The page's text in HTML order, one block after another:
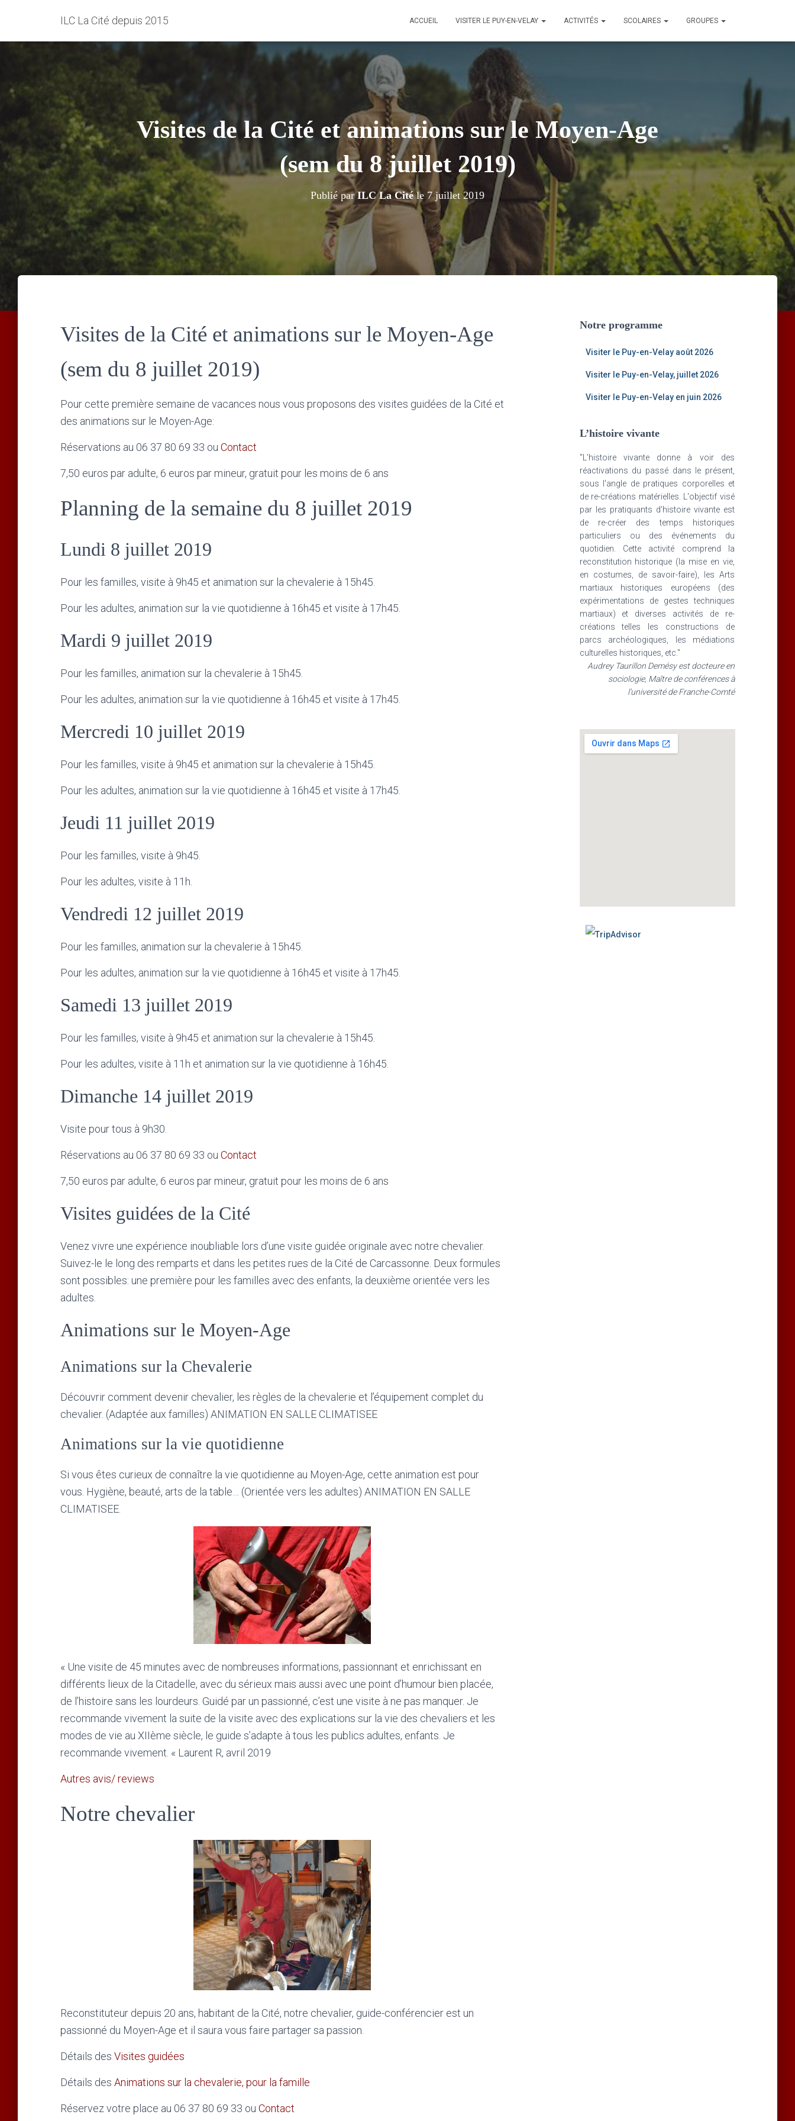
ILC La Cité depuis 2015 ACCUEIL VISITER LE PUY-EN-VELAY ACTIVITÉS SCOLAIRES GROUPES
Visites de la Cité et animations sur le Moyen-Age
(sem du 8 juillet 2019)
Publié parILC La Citéle 7 juillet 2019
Visites de la Cité et animations sur le Moyen-Age
(sem du 8 juillet 2019)
Pour cette première semaine de vacances nous vous proposons des visites guidées de la Cité et
des animations sur le Moyen-Age:
Réservations au 06 37 80 69 33 ou Contact
7,50 euros par adulte, 6 euros par mineur, gratuit pour les moins de 6 ans
Planning de la semaine du 8 juillet 2019
Lundi 8 juillet 2019
Pour les familles, visite à 9h45 et animation sur la chevalerie à 15h45.
Pour les adultes, animation sur la vie quotidienne à 16h45 et visite à 17h45.
Mardi 9 juillet 2019
Pour les familles, animation sur la chevalerie à 15h45.
Pour les adultes, animation sur la vie quotidienne à 16h45 et visite à 17h45.
Mercredi 10 juillet 2019
Pour les familles, visite à 9h45 et animation sur la chevalerie à 15h45.
Pour les adultes, animation sur la vie quotidienne à 16h45 et visite à 17h45.
Jeudi 11 juillet 2019
Pour les familles, visite à 9h45.
Pour les adultes, visite à 11h.
Vendredi 12 juillet 2019
Pour les familles, animation sur la chevalerie à 15h45.
Pour les adultes, animation sur la vie quotidienne à 16h45 et visite à 17h45.
Samedi 13 juillet 2019
Pour les familles, visite à 9h45 et animation sur la chevalerie à 15h45.
Pour les adultes, visite à 11h et animation sur la vie quotidienne à 16h45.
Dimanche 14 juillet 2019
Visite pour tous à 9h30.
Réservations au 06 37 80 69 33 ou Contact
7,50 euros par adulte, 6 euros par mineur, gratuit pour les moins de 6 ans
Visites guidées de la Cité
Venez vivre une expérience inoubliable lors d’une visite guidée originale avec notre chevalier.
Suivez-le le long des remparts et dans les petites rues de la Cité de Carcassonne. Deux formules
sont possibles: une première pour les familles avec des enfants, la deuxième orientée vers les
adultes.
Animations sur le Moyen-Age
Animations sur la Chevalerie
Découvrir comment devenir chevalier, les règles de la chevalerie et l’équipement complet du
chevalier. (Adaptée aux familles) ANIMATION EN SALLE CLIMATISEE
Animations sur la vie quotidienne
Si vous êtes curieux de connaître la vie quotidienne au Moyen-Age, cette animation est pour
vous. Hygiène, beauté, arts de la table… (Orientée vers les adultes) ANIMATION EN SALLE
CLIMATISEE.
« Une visite de 45 minutes avec de nombreuses informations, passionnant et enrichissant en
différents lieux de la Citadelle, avec du sérieux mais aussi avec une point d’humour bien placée,
de l’histoire sans les lourdeurs. Guidé par un passionné, c’est une visite à ne pas manquer. Je
recommande vivement la suite de la visite avec des explications sur la vie des chevaliers et les
modes de vie au XIIème siècle, le guide s’adapte à tous les publics adultes, enfants. Je
recommande vivement. « Laurent R, avril 2019
Autres avis/ reviews
Notre chevalier
Reconstituteur depuis 20 ans, habitant de la Cité, notre chevalier, guide-conférencier est un
passionné du Moyen-Age et il saura vous faire partager sa passion.
Détails des Visites guidées
Détails des Animations sur la chevalerie, pour la famille
Réservez votre place au 06 37 80 69 33 ou Contact
Notre programme
Visiter le Puy-en-Velay août 2026
Visiter le Puy-en-Velay, juillet 2026
Visiter le Puy-en-Velay en juin 2026
L’histoire vivante
"L'histoire vivante donne à voir des
réactivations du passé dans le présent,
sous l'angle de pratiques corporelles et
de re-créations matérielles. L'objectif visé
par les pratiquants d'histoire vivante est
de re-créer des temps historiques
particuliers ou des événements du
quotidien. Cette activité comprend la
reconstitution historique (la mise en vie,
en costumes, de savoir-faire), les Arts
martiaux historiques européens (des
expérimentations de gestes techniques
martiaux) et diverses activités de re-
créations telles les constructions de
parcs archéologiques, les médiations
culturelles historiques, etc."
Audrey Taurillon Demésy est docteure en
sociologie, Maître de conférences à
l'université de Franche-Comté